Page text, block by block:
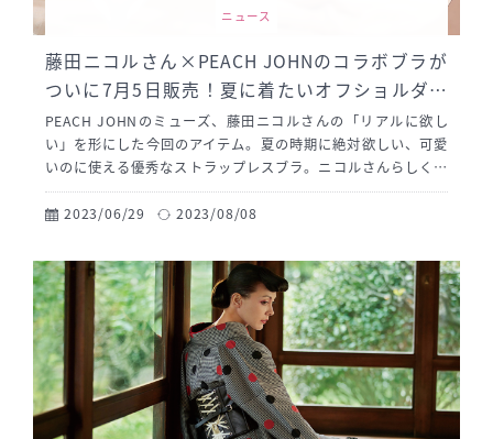
ニュース
藤田ニコルさん×PEACH JOHNのコラボブラが
ついに7月5日販売！夏に着たいオフショルダー
や背中開きトップスにも合わせやすい、こだわ
りたっぷりのストラップレスブラをぜひ
PEACH JOHNのミューズ、藤田ニコルさんの「リアルに欲し
い」を形にした今回のアイテム。夏の時期に絶対欲しい、可愛
いのに使える優秀なストラップレスブラ。ニコルさんらしく見
た目にもこだわった、ファッションファーストな1着です。
2023/06/29
2023/08/08